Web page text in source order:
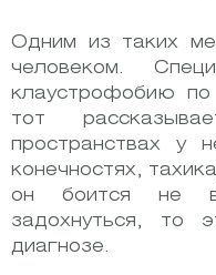
Одним из таких
человеком.
клаустрофобию по
тот
пространствах у
конечностях,
он боится не
задохнуться, то
диагнозе.